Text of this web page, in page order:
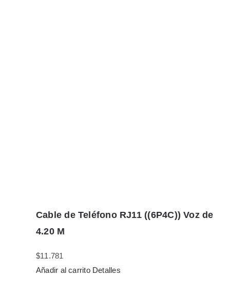
Cable de Teléfono RJ11 ((6P4C)) Voz de
4.20 M
$11.781
Añadir al carrito Detalles